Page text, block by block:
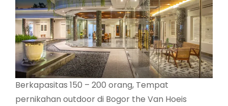
Berkapasitas 150 – 200 orang, Tempat
pernikahan outdoor di Bogor the Van Hoeis